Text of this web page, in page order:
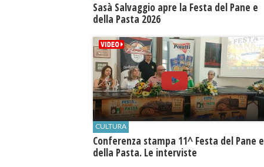
Sasà Salvaggio apre la Festa del Pane e
della Pasta 2026
CULTURA
Conferenza stampa 11^ Festa del Pane e
della Pasta. Le interviste